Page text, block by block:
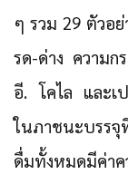
ๆ รวม 29 ตัวอ
รด-ด่าง ความก
อี. โคไล และเ
ในภาชนะบรรจุ
ดื่มทั้งหมดมีค่าค